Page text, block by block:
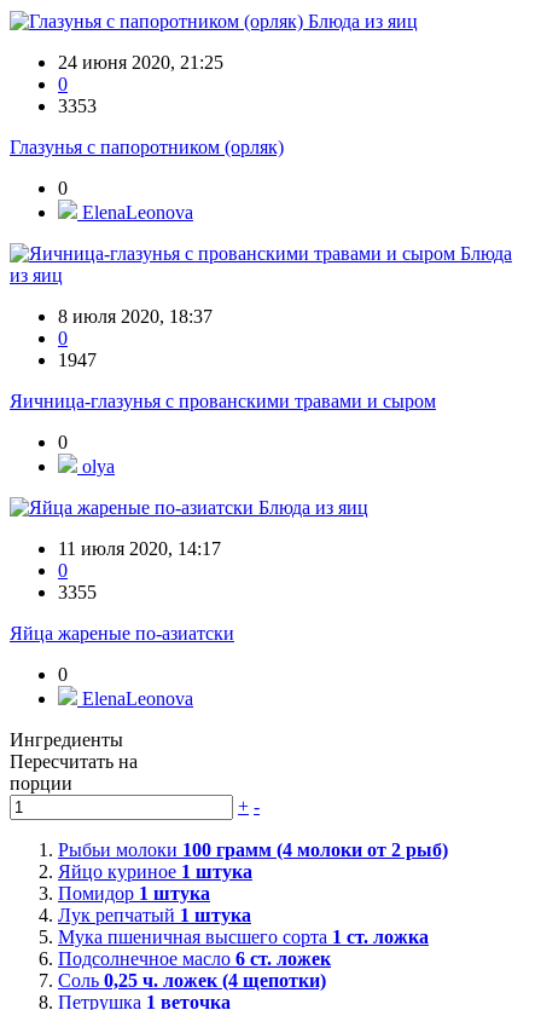
Блюда из яиц
24 июня 2020, 21:25
0
3353
Глазунья с папоротником (орляк)
0
ElenaLeonova
Блюда
из яиц
8 июля 2020, 18:37
0
1947
Яичница-глазунья с прованскими травами и сыром
0
olya
Блюда из яиц
11 июля 2020, 14:17
0
3355
Яйца жареные по-азиатски
0
ElenaLeonova
Ингредиенты
Пересчитать на
порции
+ -
Рыбьи молоки 100 грамм (4 молоки от 2 рыб)
Яйцо куриное 1 штука
Помидор 1 штука
Лук репчатый 1 штука
Мука пшеничная высшего сорта 1 ст. ложка
Подсолнечное масло 6 ст. ложек
Соль 0,25 ч. ложек (4 щепотки)
Петрушка 1 веточка